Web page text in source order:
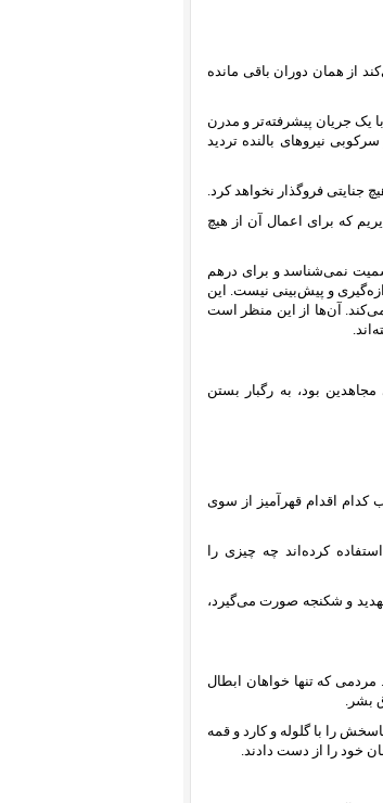
از همان دوران باقی مانده
یک جریان پیشرفته‌تر و مدرن
نیروهای بالنده تردید
جنایتی فروگذار نخواهد کرد.
که برای اعمال آن از هیچ
نمی‌‌شناسد و برای درهم
و پیش‌بینی نیست. این
آن‌ها از این منظر است
۶۰ ناشی از مقاومت مسلحانه‌ی مجاهدین بود، به رگبار بستن
کدام اقدام قهرآمیز از سوی
کرده‌اند چه چیزی را
و شکنجه صورت می‌گیرد،
که تنها خواهان ابطال
بشر.
را با گلوله و کارد و قمه
خود را از دست دادند.